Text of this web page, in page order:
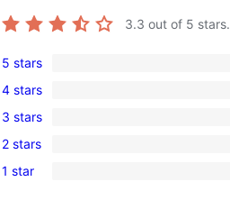
3.3 out of 5 stars.
1
5-
star
review
5 stars
1
4-
star
review
4 stars
0
3-
star
3 stars
0
2-
2 stars
1
1 star